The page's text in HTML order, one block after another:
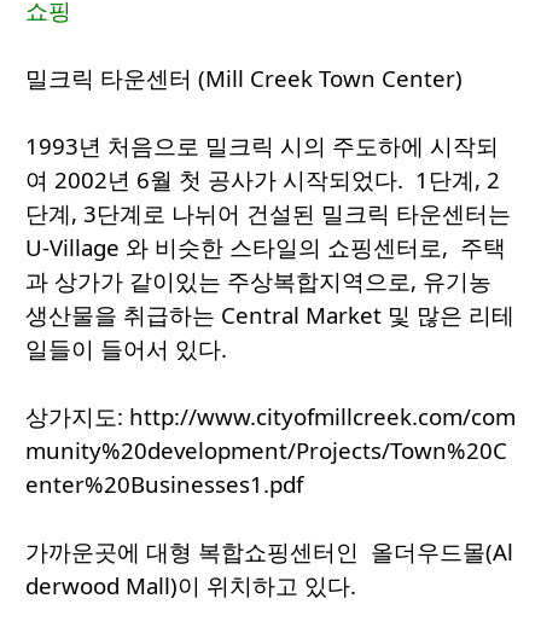
쇼핑
밀크릭 타운센터 (Mill Creek Town Center)
1993년 처음으로 밀크릭 시의 주도하에 시작되
여 2002년 6월 첫 공사가 시작되었다. 1단계, 2
단계, 3단계로 나뉘어 건설된 밀크릭 타운센터는
U-Village 와 비슷한 스타일의 쇼핑센터로, 주택
과 상가가 같이있는 주상복합지역으로, 유기농
생산물을 취급하는 Central Market 및 많은 리테
일들이 들어서 있다.
상가지도: http://www.cityofmillcreek.com/com
munity%20development/Projects/Town%20C
enter%20Businesses1.pdf
가까운곳에 대형 복합쇼핑센터인 올더우드몰(Al
derwood Mall)이 위치하고 있다.